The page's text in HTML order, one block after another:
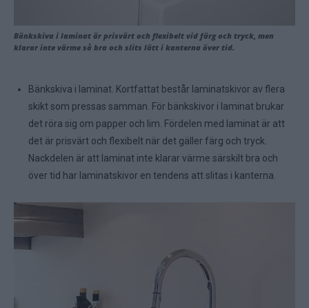
Bänkskiva i laminat är prisvärt och flexibelt vid färg och tryck, men
klarar inte värme så bra och slits lätt i kanterna över tid.
Bänkskiva i laminat. Kortfattat består laminatskivor av flera
skikt som pressas samman. För bänkskivor i laminat brukar
det röra sig om papper och lim. Fördelen med laminat är att
det är prisvärt och flexibelt när det gäller färg och tryck.
Nackdelen är att laminat inte klarar värme särskilt bra och
över tid har laminatskivor en tendens att slitas i kanterna.